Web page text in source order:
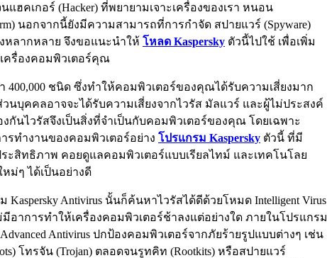
ฮคเกอร์ (Hacker) ที่พยายามเจาะเครื่องของเรา หนอน
นอกจากนี้ยังมีความสามารถที่การกำจัด สปายแวร์ (Spyware)
หลากหลาย จึงขอแนะนำให้ โหลด Kaspersky ตัวนี้ไปใช้ เพื่อเพิ่ม
ครื่องคอมพิวเตอร์คุณ
ชนิด ซึ่งทำให้คอมพิวเตอร์ของคุณได้รับความเสี่ยงมาก
บุคคลอาจจะได้รับความเสี่ยงจากไวรัส มัลแวร์ และผู้ไม่ประสงค์
กันไวรัสจึงเป็นสิ่งที่จำเป็นกับคอมพิวเตอร์ของคุณ โดยเฉพาะ
รทำงานของคอมพิวเตอร์อย่าง โปรแกรม Kaspersky ตัวนี้ ที่มี
ะสิทธิภาพ คอยดูแลคอมพิวเตอร์แบบเรียลไทม์ และเทคโนโลย
หม่ๆ ได้เป็นอย่างดี
Antivirus นั้นก็ค้นหาไวรัสได้ดีด้วยโหมด Intelligent Virus
มีอาการทำให้เครื่องคอมพิวเตอร์ช้าลงแต่อย่างใด ภายในโปรแกรม
Antivirus ปกป้องคอมพิวเตอร์จากภัยร้ายรูปแบบต่างๆ เช่น
โทรจัน (Trojan) ตลอดจนรูทคิท (Rootkits) หรือสปายแวร์